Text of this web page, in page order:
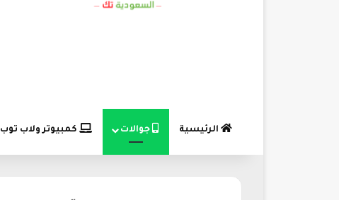
الرئيسية جوالات كمبيوتر ولاب توب